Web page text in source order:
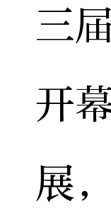
三
开
展